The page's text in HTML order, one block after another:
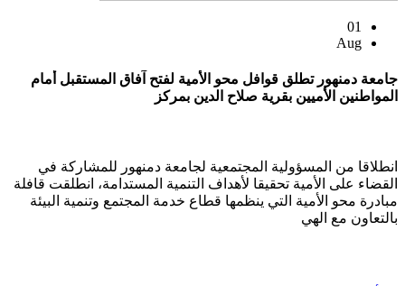
01
Aug
جامعة دمنهور تطلق قوافل محو الأمية لفتح آفاق المستقبل أمام
المواطنين الأميين بقرية صلاح الدين بمركز
انطلاقا من المسؤولية المجتمعية لجامعة دمنهور للمشاركة في
القضاء على الأمية تحقيقا لأهداف التنمية المستدامة، انطلقت قافلة
مبادرة محو الأمية التي ينظمها قطاع خدمة المجتمع وتنمية البيئة
بالتعاون مع الهي